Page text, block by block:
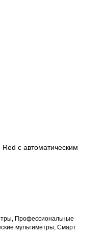
с автоматическим
Профессиональные
мультиметры, Смарт